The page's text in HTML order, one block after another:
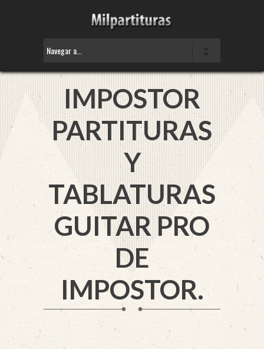
IMPOSTOR
PARTITURAS
Y
TABLATURAS
GUITAR PRO
DE
IMPOSTOR.